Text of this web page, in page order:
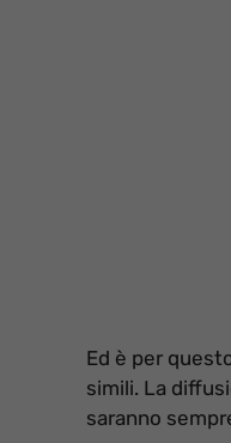
Ed è per
simili. La
saranno